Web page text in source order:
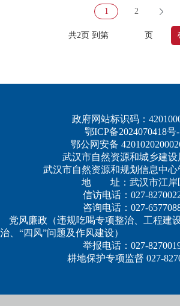
1 2
共2页 到第 页
政府网站标识码：
鄂ICP备2024070418号-
鄂公网安备
武汉市自然资源和城乡建设
武汉市自然资源和规划信息中心
地 址：武汉市江岸
信访电话：027-
咨询电话：027-
党风廉政（违规吃喝专项整治、工程建
治、“四风”问题及作风建设）
举报电话：027-
耕地保护专项监督 027-